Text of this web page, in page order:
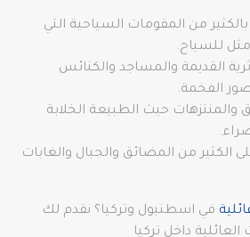
من المقومات السياحية التي
للسياح.
القديمة والمساجد والكنائس
الفخمة.
والمنتزهات حيث الطبيعة الخلابة
الكثير من المضائق والجبال والغابات
في اسطنبول وتركيا؟ نقدم لك
داخل تركيا